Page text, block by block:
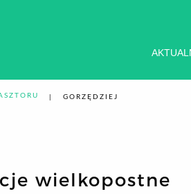
GORZĘDZIEJ
wielkopostne